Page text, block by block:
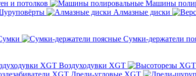
и потолков Машины
Алмазные диски
Сумки-держатели
Воздуходувки XGT
XGT Дрели-угловые XGT